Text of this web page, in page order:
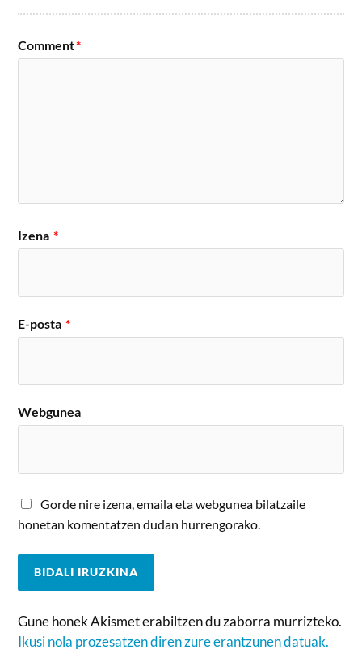
Comment*
Izena *
E-posta *
Webgunea
Gorde nire izena, emaila eta webgunea bilatzaile
honetan komentatzen dudan hurrengorako.
Gune honek Akismet erabiltzen du zaborra murrizteko.
Ikusi nola prozesatzen diren zure erantzunen datuak.